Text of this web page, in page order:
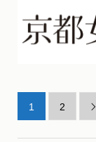
1 2 